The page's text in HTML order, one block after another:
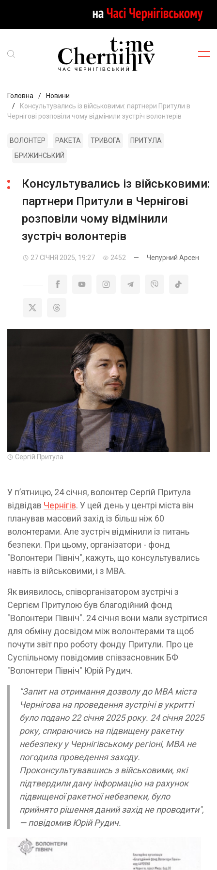
Головна
Новини
Консультувались із військовими: партнери Притули в
Чернігові розповіли чому відмінили зустріч волонтерів
ВОЛОНТЕР РАКЕТА ТРИВОГА
ПРИТУЛА
БРИЖИНСЬКИЙ
Консультувались із військовими:
партнери Притули в Чернігові
розповіли чому відмінили
зустріч волонтерів
27 СІЧНЯ 2025, 19:27 2452 — Чепурний Арсен
Сергій Притула
У пʼятницю, 24 січня, волонтер Сергій Притула
відвідав Чернігів. У цей день у центрі міста він
планував масовий захід із більш ніж 60
волонтерами. Але зустріч відмінили із питань
безпеки. При цьому, організатори - фонд
"Волонтери Північ", кажуть, що консультувались
навіть із військовими, і з МВА.
Як виявилось, співорганізатором зустрічі з
Сергієм Притулою був благодійний фонд
"Волонтери Північ". 24 січня вони мали зустрітися
для обміну досвідом між волонтерами та щоб
почути звіт про роботу фонду Притули. Про це
Суспільному повідомив співзасновник БФ
"Волонтери Північ" Юрій Рудич.
"Запит на отримання дозволу до MBA міста
Чернігова на проведення зустрічі в укритті
було подано 22 січня 2025 року. 24 січня 2025
року, спираючись на підвищену ракетну
небезпеку у Чернігівському регіоні, MBA не
погодила проведення заходу.
Проконсультувавшись з військовими, які
підтвердили дану інформацію на рахунок
підвищеної ракетної небезпеки, було
прийнято рішення даний захід не проводити",
— повідомив Юрій Рудич.